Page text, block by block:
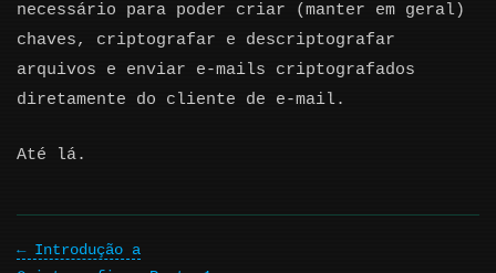
necessário para poder criar (manter em geral)
chaves, criptografar e descriptografar
arquivos e enviar e-mails criptografados
diretamente do cliente de e-mail.
Até lá.
Introdução a